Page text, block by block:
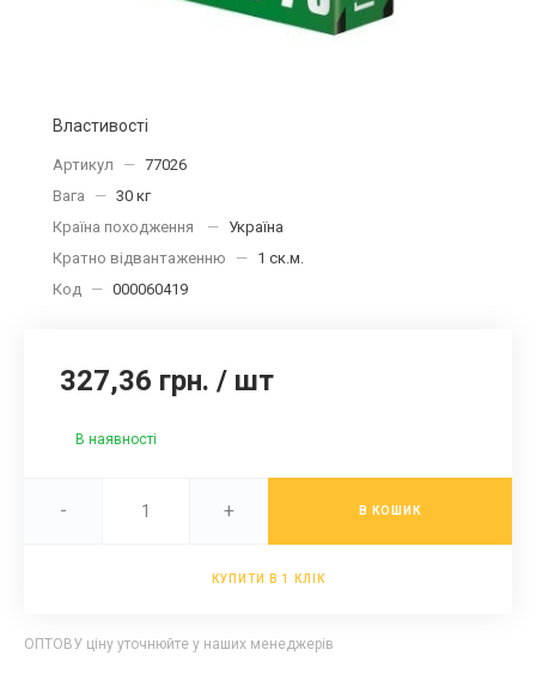
Властивості
Артикул — 77026
Вага
— 30 кг
Країна походження
— Україна
Кратно відвантаженню
— 1 ск.м.
Код — 000060419
327,36 грн. / шт
В наявності
- + В КОШИК
КУПИТИ В 1 КЛІК
ОПТОВУ ціну уточнюйте у наших менеджерів